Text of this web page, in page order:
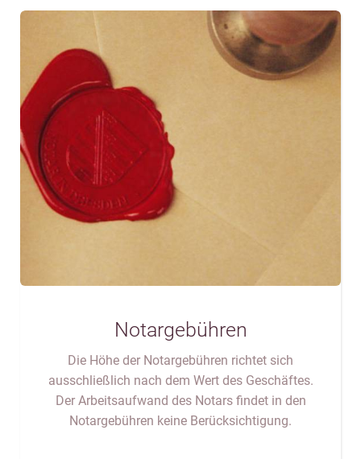
Notargebühren
Die Höhe der Notargebühren richtet sich
ausschließlich nach dem Wert des Geschäftes.
Der Arbeitsaufwand des Notars findet in den
Notargebühren keine Berücksichtigung.